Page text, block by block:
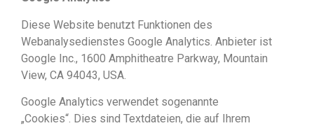
Diese Website benutzt Funktionen des
Webanalysedienstes Google Analytics. Anbieter ist
Google Inc., 1600 Amphitheatre Parkway, Mountain
View, CA 94043, USA.
Google Analytics verwendet sogenannte
„Cookies“. Dies sind Textdateien, die auf Ihrem